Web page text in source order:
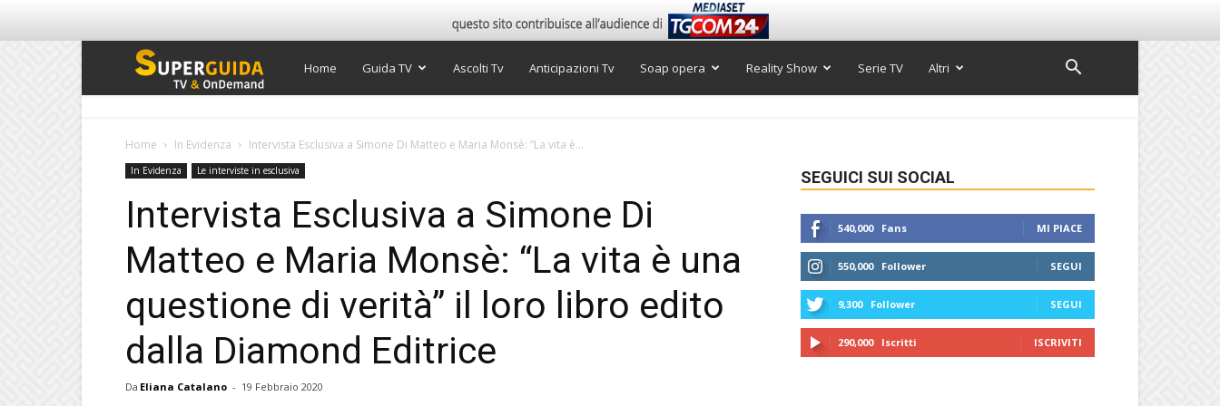
Super
TV
Home Guida TV Ascolti Tv Anticipazioni Tv Soap opera Reality Show Serie TV Altri
Home In Evidenza Intervista Esclusiva a Simone Di Matteo e Maria Monsè: “La vita è...
In Evidenza Le interviste in esclusiva
Intervista Esclusiva a Simone Di
Matteo e Maria Monsè: “La vita è una
questione di verità” il loro libro edito
dalla Diamond Editrice
Da Eliana Catalano - 19 Febbraio 2020
SEGUICI SUI SOCIAL
540,000 Fans MI PIACE
550,000 Follower SEGUI
9,300 Follower SEGUI
290,000 Iscritti ISCRIVITI